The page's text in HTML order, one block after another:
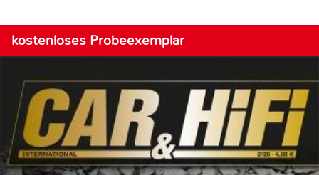
kostenloses Probeexemplar